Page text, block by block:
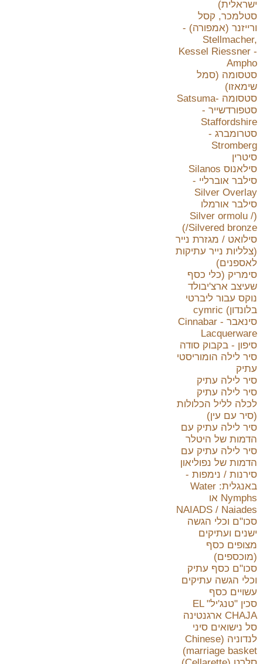
ישראלית)
סטלמכר, קסל
ורייזנר (אמפורה) -
Stellmacher,
Kessel Riessner -
Ampho
סטסומה (סמל
שימאזו)
סטסומה -Satsuma
סטפורדשייר -
Staffordshire
סטרומברג -
Stromberg
סיטרין
סילאנוס Silanos
סילבר אוברליי -
Silver Overlay
סילבר אורמלו
(Silver ormolu /
/Silvered bronze)
סילואט / מגזרת נייר
(צלליות נייר עתיקות
לאספנים)
סימריק (כלי כסף
שעיצב ארצ'יבולד
נוקס עבור ליברטי
בלונדון) cymric
סינאבר - Cinnabar
Lacquerware
סיפון - בקבוק סודה
סיר לילה הומוריסטי
עתיק
סיר לילה עתיק
סיר לילה עתיק
לכלה לליל הכלולות
(סיר עם עין)
סיר לילה עתיק עם
הדמות של היטלר
סיר לילה עתיק עם
הדמות של נפוליאון
סירנות / נימפות -
באנגלית: Water
Nymphs או
NAIADS / Naiades
סכו"ם וכלי הגשה
ישנים ועתיקים
מצופים כסף
(מוכספים)
סכו"ם כסף עתיק
וכלי הגשה עתיקים
עשויים כסף
סכין "טנג'יל" EL
CHAJA ארגנטינה
סל נישואים סיני
לנדוניה (Chinese
marriage basket)